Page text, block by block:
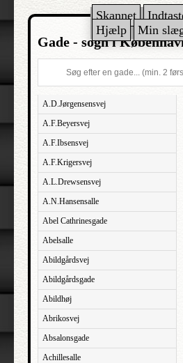
Skannet
Hjælp
Min
Gade - sogn i
A.D.Jørgensensvej
A.F.Beyersvej
A.F.Ibsensvej
A.F.Krigersvej
A.L.Drewsensvej
A.N.Hansensalle
Abel Cathrinesgade
Abelsalle
Abildgårdsvej
Abildgårdsgade
Abildhøj
Abrikosvej
Absalonsgade
Achillesalle